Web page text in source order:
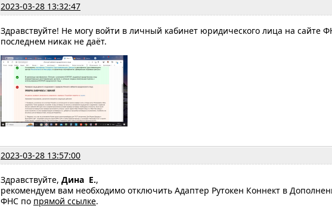
2023-03-28 13:32:47
Здравствуйте! Не могу войти в личный кабинет юридического лица на сайте
последнем никак не даёт.
2023-03-28 13:57:00
Здравствуйте, Дина Е.,
рекомендуем вам необходимо отключить Адаптер Рутокен Коннект в
ФНС по прямой ссылке.